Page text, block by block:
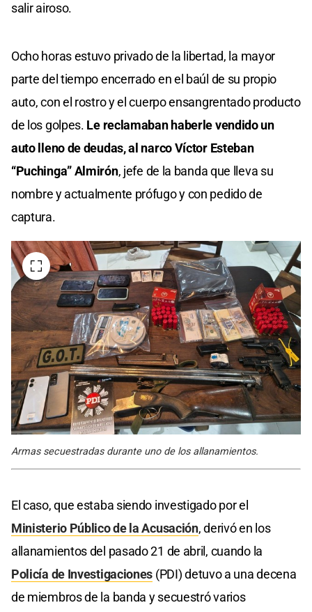
salir airoso.
Ocho horas estuvo privado de la libertad, la mayor
parte del tiempo encerrado en el baúl de su propio
auto, con el rostro y el cuerpo ensangrentado producto
de los golpes. Le reclamaban haberle vendido un
auto lleno de deudas, al narco Víctor Esteban
“Puchinga” Almirón, jefe de la banda que lleva su
nombre y actualmente prófugo y con pedido de
captura.
Armas secuestradas durante uno de los allanamientos.
El caso, que estaba siendo investigado por el
Ministerio Público de la Acusación, derivó en los
allanamientos del pasado 21 de abril, cuando la
Policía de Investigaciones (PDI) detuvo a una decena
de miembros de la banda y secuestró varios